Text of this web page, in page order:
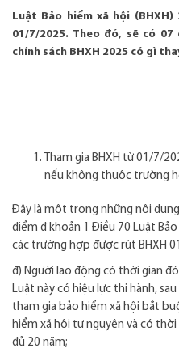
Luật Bảo hiểm xã hội
01/7/2025. Theo đó, sẽ có
chính sách BHXH 2025 có gì
Tham gia BHXH từ 01/7/
nếu không thuộc trường
Đây là một trong những nội
điểm đ khoản 1 Điều 70 Luật
các trường hợp được rút BHXH
đ) Người lao động có thời gian
Luật này có hiệu lực thi hành,
tham gia bảo hiểm xã hội bắt
hiểm xã hội tự nguyện và có
đủ 20 năm;